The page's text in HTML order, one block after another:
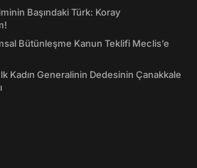
Başındaki Türk: Koray
Bütünleşme Kanun Teklifi Meclis’e
Kadın Generalinin Dedesinin Çanakkale